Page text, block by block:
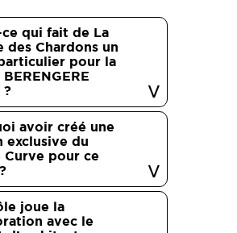
ce qui fait de La
des Chardons un
pour la
?
avoir créé une
exclusive du
Curve pour ce
joue la
avec le